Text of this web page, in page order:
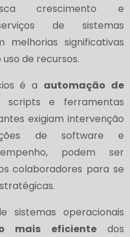
crescimento e
de sistemas
melhorias significativas
de recursos.
é a automação de
scripts e ferramentas
exigiam intervenção
de software e
podem ser
colaboradores para se
sistemas operacionais
mais eficientedos